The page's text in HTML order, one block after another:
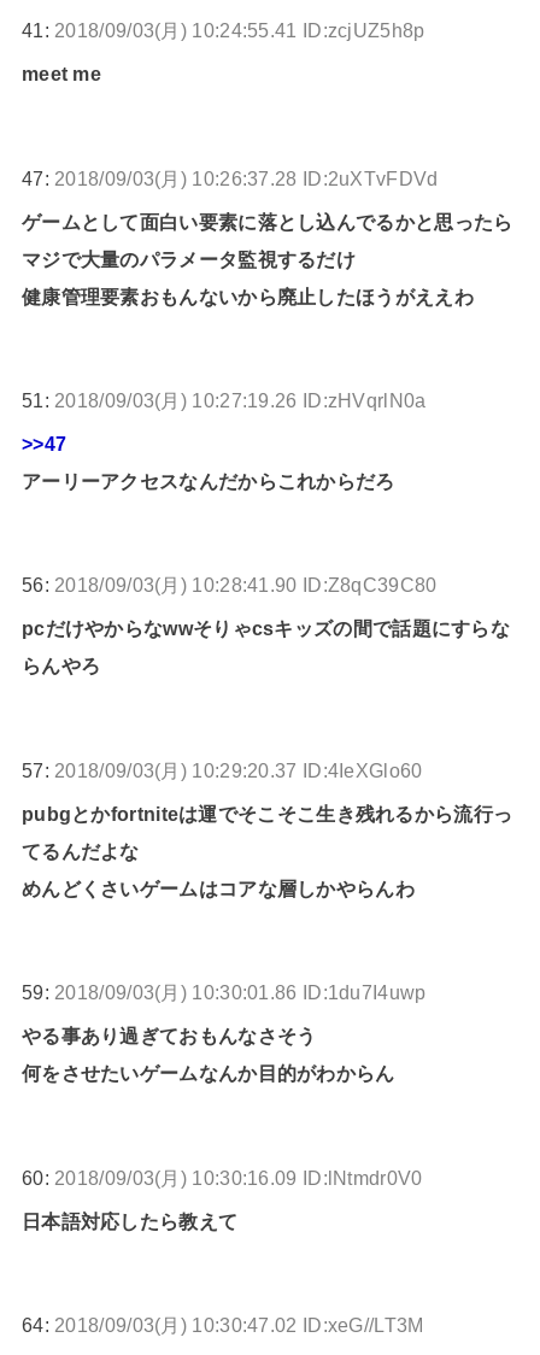
41: 2018/09/03(月) 10:24:55.41 ID:zcjUZ5h8p
meet me
47: 2018/09/03(月) 10:26:37.28 ID:2uXTvFDVd
ゲームとして面白い要素に落とし込んでるかと思ったら
マジで大量のパラメータ監視するだけ
健康管理要素おもんないから廃止したほうがええわ
51: 2018/09/03(月) 10:27:19.26 ID:zHVqrlN0a
>>47
アーリーアクセスなんだからこれからだろ
56: 2018/09/03(月) 10:28:41.90 ID:Z8qC39C80
pcだけやからなwwそりゃcsキッズの間で話題にすらな
らんやろ
57: 2018/09/03(月) 10:29:20.37 ID:4IeXGlo60
pubgとかfortniteは運でそこそこ生き残れるから流行っ
てるんだよな
めんどくさいゲームはコアな層しかやらんわ
59: 2018/09/03(月) 10:30:01.86 ID:1du7I4uwp
やる事あり過ぎておもんなさそう
何をさせたいゲームなんか目的がわからん
60: 2018/09/03(月) 10:30:16.09 ID:lNtmdr0V0
日本語対応したら教えて
64: 2018/09/03(月) 10:30:47.02 ID:xeG//LT3M